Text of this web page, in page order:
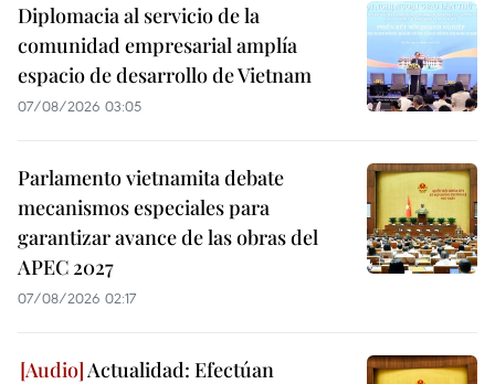
Diplomacia al servicio de la
comunidad empresarial amplía
espacio de desarrollo de Vietnam
07/08/2026 03:05
Parlamento vietnamita debate
mecanismos especiales para
garantizar avance de las obras del
APEC 2027
07/08/2026 02:17
Actualidad: Efectúan